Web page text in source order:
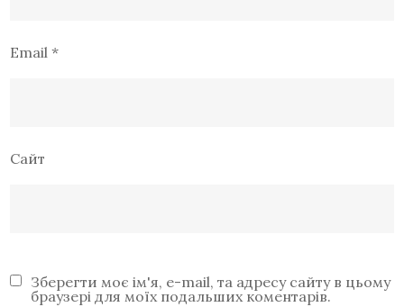
Email*
Сайт
Зберегти моє ім'я, e-mail, та адресу сайту в цьому
браузері для моїх подальших коментарів.